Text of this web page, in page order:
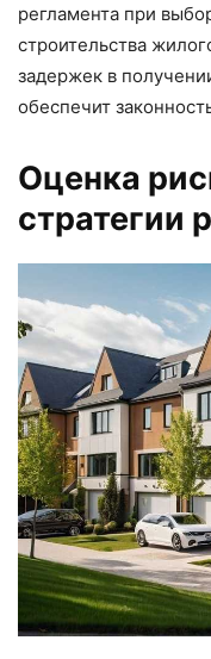
регламента при
строительства
задержек в
обеспечит
Оценка
стратегии